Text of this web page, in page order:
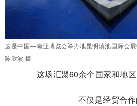
这是中国—南亚博览会举办地昆明滇池国际会
陈欣波 摄
这场汇聚60余个国家和地
不仅是经贸合